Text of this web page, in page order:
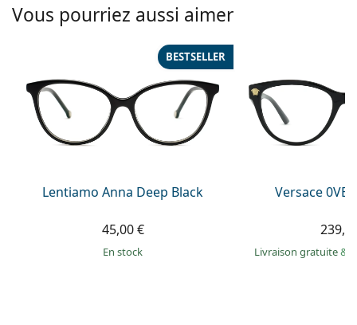
Marc Jacobs
Prada
Toutes les marques
02 446 01 11
Vous pourriez aussi aimer
Lentiamo Anna Deep Black
BESTSELLER
45,00 €
en stock
Versace
Livraison gratuite&